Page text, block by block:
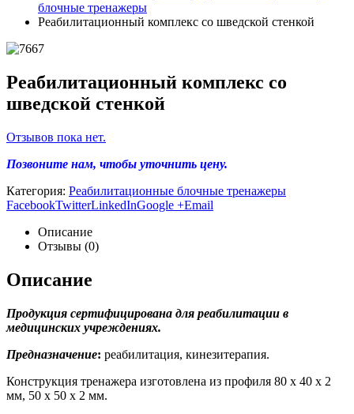
блочные тренажеры
Реабилитационный комплекс со шведской стенкой
Реабилитационный комплекс со
шведской стенкой
Отзывов пока нет.
Позвоните нам, чтобы уточнить цену.
Категория: Реабилитационные блочные тренажеры
FacebookTwitterLinkedInGoogle +Email
Описание
Отзывы (0)
Описание
Продукция сертифицирована для реабилитации в
медицинских учреждениях.
Предназначение: реабилитация, кинезитерапия.
Конструкция тренажера изготовлена из профиля 80 х 40 х 2
мм, 50 х 50 х 2 мм.